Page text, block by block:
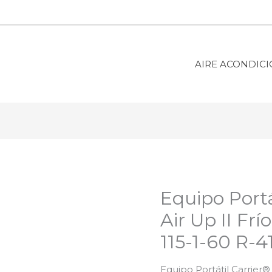
AIRE
Equipo
Air Up II
115-1-60 R-
Equipo Portátil Carrier®